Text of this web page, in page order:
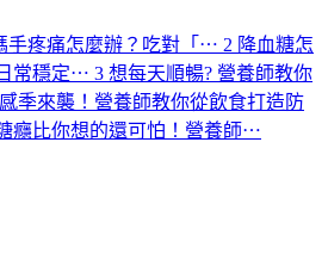
手疼痛怎麼辦？吃對「⋯ 2 降血糖怎
常穩定⋯ 3 想每天順暢? 營養師教你
季來襲！營養師教你從飲食打造防
癮比你想的還可怕！營養師⋯